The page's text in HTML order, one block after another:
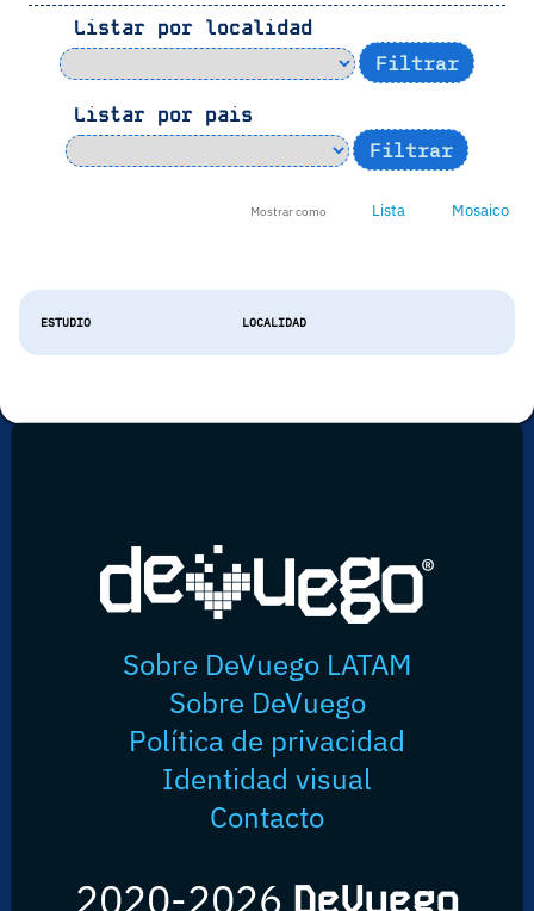
Listar por localidad
Listar por pais
Mostrar como Lista Mosaico
ESTUDIO LOCALIDAD
Sobre DeVuego LATAM
Sobre DeVuego
Política de privacidad
Identidad visual
Contacto
2020-2026